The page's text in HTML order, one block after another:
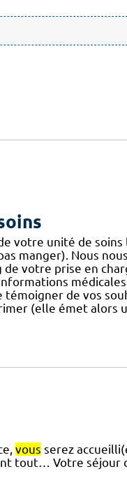
votre unité de soins
manger). Nous
votre prise en
témoigner de vos
(elle émet alors
vous serez
tout… Votre séjour